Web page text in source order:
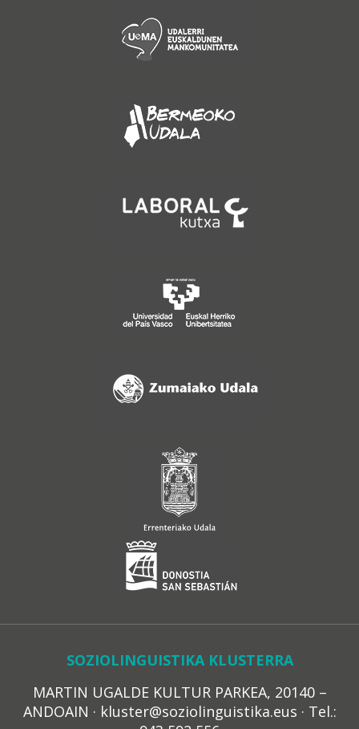
SOZIOLINGUISTIKA KLUSTERRA
MARTIN UGALDE KULTUR PARKEA, 20140 –
ANDOAIN · kluster@soziolinguistika.eus · Tel.: